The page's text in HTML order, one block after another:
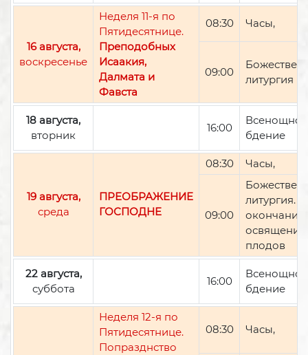
16 августа,
воскресенье
Неделя 11-я по
Пятидесятнице.
Преподобных
Исаакия,
Далмата и
Фавста
08:30 Часы,
09:00
литургия
18 августа,
вторник
16:00
Всенощное
бдение
19 августа,
среда
ПРЕОБРАЖЕНИЕ
ГОСПОДНЕ
08:30 Часы,
09:00
литургия.
окончании
освящение
плодов
22 августа,
суббота
16:00
Всенощное
бдение
Неделя 12-я по
Пятидесятнице.
Попразднство
08:30 Часы,